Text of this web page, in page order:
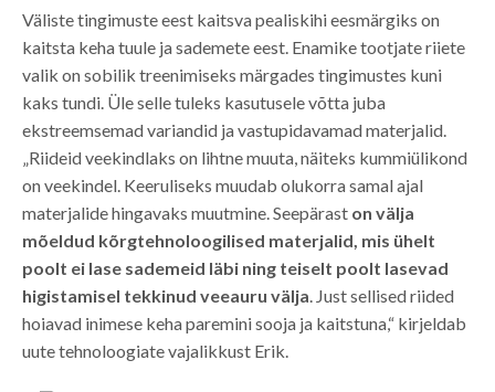
Väliste tingimuste eest kaitsva pealiskihi eesmärgiks on
kaitsta keha tuule ja sademete eest. Enamike tootjate riiete
valik on sobilik treenimiseks märgades tingimustes kuni
kaks tundi. Üle selle tuleks kasutusele võtta juba
ekstreemsemad variandid ja vastupidavamad materjalid.
„Riideid veekindlaks on lihtne muuta, näiteks kummiülikond
on veekindel. Keeruliseks muudab olukorra samal ajal
materjalide hingavaks muutmine. Seepärast on välja
mõeldud kõrgtehnoloogilised materjalid, mis ühelt
poolt ei lase sademeid läbi ning teiselt poolt lasevad
higistamisel tekkinud veeauru välja . Just sellised riided
hoiavad inimese keha paremini sooja ja kaitstuna,“ kirjeldab
uute tehnoloogiate vajalikkust Erik.